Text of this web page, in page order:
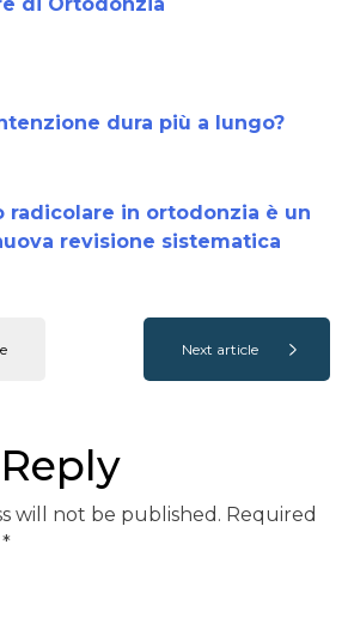
dura più a lungo?
radicolare in ortodonzia è un
revisione sistematica
Next article
will not be published. Required
*